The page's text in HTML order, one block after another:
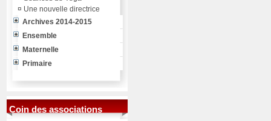
¤ Une nouvelle directrice
Archives 2014-2015
Ensemble
Maternelle
Primaire
Coin des associations